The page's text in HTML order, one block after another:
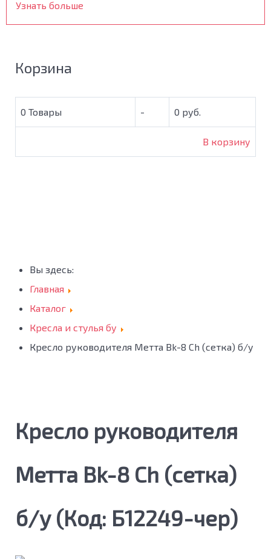
Узнать больше
Корзина
0 Товары - 0 руб.
В корзину
Вы здесь:
Главная
Каталог
Кресла и стулья бу
Кресло руководителя Метта Bk-8 Ch (сетка) б/у
Кресло руководителя
Метта Bk-8 Ch (сетка)
б/у (Код: Б12249-чер)